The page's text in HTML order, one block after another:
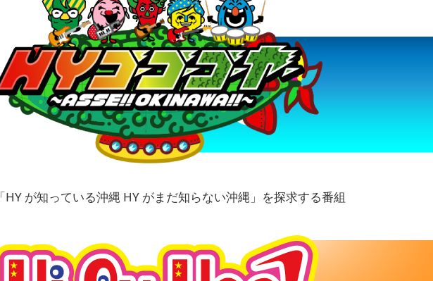
「HY が知っている沖縄 HY がまだ知らない沖縄」を探求する番組